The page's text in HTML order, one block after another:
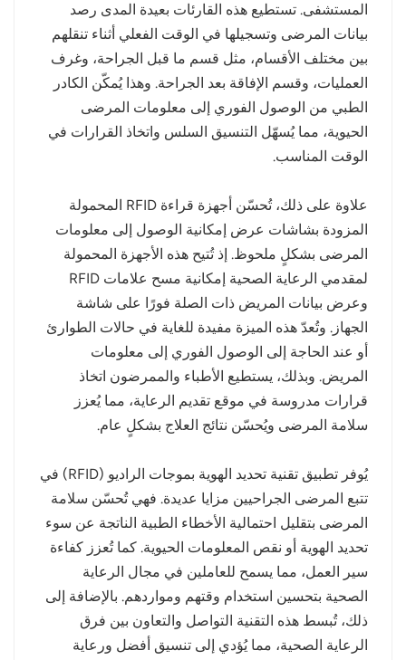
المستشفى. تستطيع هذه القارئات بعيدة المدى رصد
بيانات المرضى وتسجيلها في الوقت الفعلي أثناء تنقلهم
بين مختلف الأقسام، مثل قسم ما قبل الجراحة، وغرف
العمليات، وقسم الإفاقة بعد الجراحة. وهذا يُمكّن الكادر
الطبي من الوصول الفوري إلى معلومات المرضى
الحيوية، مما يُسهّل التنسيق السلس واتخاذ القرارات في
الوقت المناسب.
علاوة على ذلك، تُحسّن أجهزة قراءة RFID المحمولة
المزودة بشاشات عرض إمكانية الوصول إلى معلومات
المرضى بشكلٍ ملحوظ. إذ تُتيح هذه الأجهزة المحمولة
لمقدمي الرعاية الصحية إمكانية مسح علامات RFID
وعرض بيانات المريض ذات الصلة فورًا على شاشة
الجهاز. وتُعدّ هذه الميزة مفيدة للغاية في حالات الطوارئ
أو عند الحاجة إلى الوصول الفوري إلى معلومات
المريض. وبذلك، يستطيع الأطباء والممرضون اتخاذ
قرارات مدروسة في موقع تقديم الرعاية، مما يُعزز
سلامة المرضى ويُحسّن نتائج العلاج بشكلٍ عام.
يُوفر تطبيق تقنية تحديد الهوية بموجات الراديو (RFID) في
تتبع المرضى الجراحيين مزايا عديدة. فهي تُحسّن سلامة
المرضى بتقليل احتمالية الأخطاء الطبية الناتجة عن سوء
تحديد الهوية أو نقص المعلومات الحيوية. كما تُعزز كفاءة
سير العمل، مما يسمح للعاملين في مجال الرعاية
الصحية بتحسين استخدام وقتهم ومواردهم. بالإضافة إلى
ذلك، تُبسط هذه التقنية التواصل والتعاون بين فرق
الرعاية الصحية، مما يُؤدي إلى تنسيق أفضل ورعاية